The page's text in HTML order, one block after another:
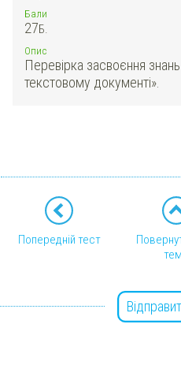
Бали
27Б.
Опис
Перевірка засвоєння
текстовому документі».
Попередній тест